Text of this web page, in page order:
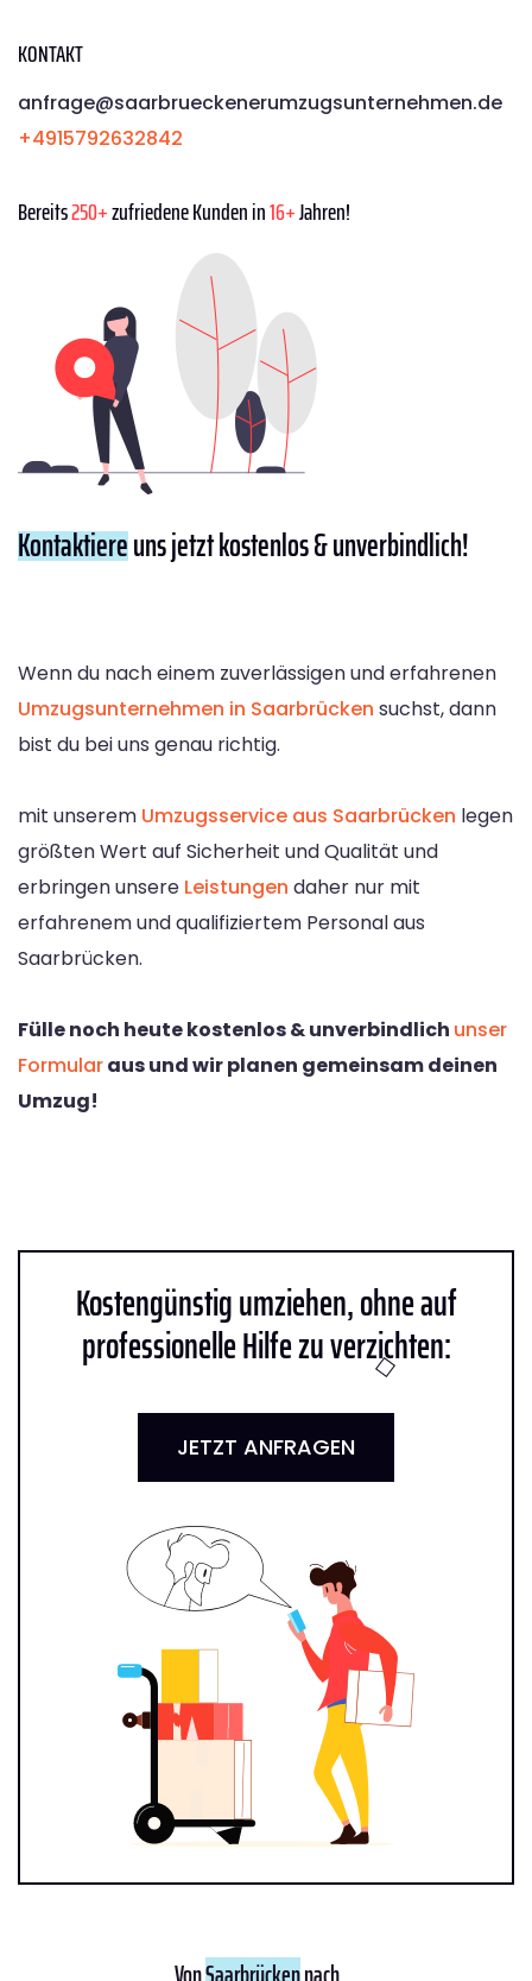
KONTAKT
anfrage@saarbrueckenerumzugsunternehmen.de
+4915792632842
Bereits250+zufriedene Kunden in16+Jahren!
Kontaktiereuns jetzt kostenlos & unverbindlich!
Wenn du nach einem zuverlässigen und erfahrenen
Umzugsunternehmen in Saarbrücken suchst, dann
bist du bei uns genau richtig.
mit unserem Umzugsservice aus Saarbrücken legen
größten Wert auf Sicherheit und Qualität und
erbringen unsere Leistungen daher nur mit
erfahrenem und qualifiziertem Personal aus
Saarbrücken.
Fülle noch heute kostenlos & unverbindlich unser
Formularaus und wir planen gemeinsam deinen
Umzug!
Kostengünstig umziehen, ohne auf
professionelle Hilfe zu verzichten:
JETZT ANFRAGEN